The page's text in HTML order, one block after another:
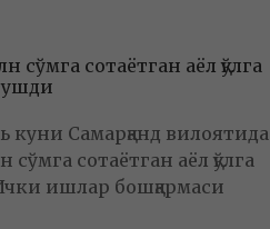
сотаётган аёл қўлга
Самарқанд вилоятида
сотаётган аёл қўлга
ишлар бошқармаси